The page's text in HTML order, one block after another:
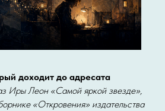
доходит до адресата
Иры Леон «Самой яркой звезде»,
«Откровения» издательства